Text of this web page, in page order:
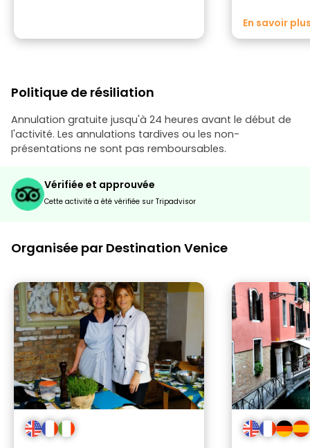
elle se limite à
dans toute la
cela, mais ils
monde. On ne voit rien, à Murano on
attendre sur le
pas jouer le
est à son âge.
cabine qui
prendre les
qui se moque
perdra son
probablement
autres. Tous
avaient le
allez à Murano
organisé au
compagnie,
le coup, mais
En savoir
Politique de résiliation
Annulation gratuite jusqu'à 24 heures avant le début de
l'activité. Les annulations tardives ou les non-
présentations ne sont pas remboursables.
Vérifiée et approuvée
Cette activité a été vérifiée sur Tripadvisor
Organisée par Destination Venice